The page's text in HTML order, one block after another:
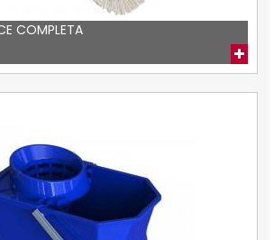
COMPLETA